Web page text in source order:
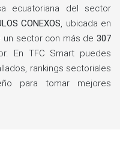
ecuatoriana del sector
CONEXOS, ubicada en
un sector con más de307
En TFC Smart puedes
rankings sectoriales
para tomar mejores